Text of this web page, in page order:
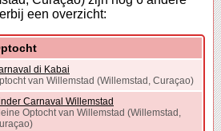
een overzicht:
di Kabai
van Willemstad (Willemstad, Curaçao)
Carnaval Willemstad
Optocht van Willemstad (Willemstad,